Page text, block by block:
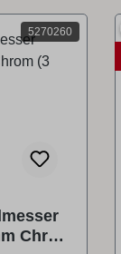
5270260
Chrom